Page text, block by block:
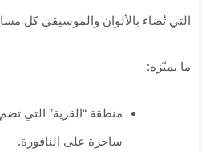
التي تُضاء بالألوان والموسيقى كل
ما يميّزه:
منطقة “القرية” التي
ساحرة على النافورة.